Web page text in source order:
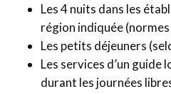
Les 4 nuits dans les
région indiquée
Les petits déjeuners
Les services d’un guide
durant les journées